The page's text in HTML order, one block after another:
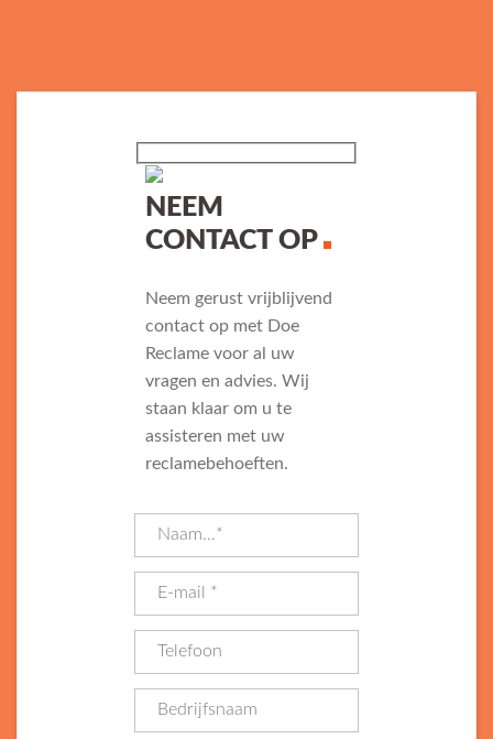
NEEM
CONTACT OP
Neem gerust vrijblijvend
contact op met Doe
Reclame voor al uw
vragen en advies. Wij
staan klaar om u te
assisteren met uw
reclamebehoeften.